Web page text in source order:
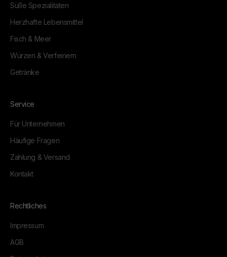
Süße Spezialitäten
Herzhafte Lebensmittel
Fisch & Meer
Würzen & Verfeinern
Getränke
Service
Für Unternehmen
Häufige Fragen
Zahlung & Versand
Kontakt
Rechtliches
Impressum
AGB